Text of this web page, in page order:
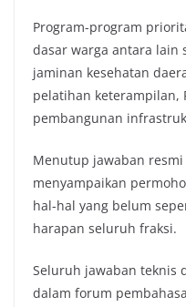
Program-program
dasar warga antara lain
jaminan kesehatan
pelatihan keterampilan,
pembangunan
Menutup jawaban
menyampaikan
hal-hal yang belum
harapan seluruh fraksi.
Seluruh jawaban teknis
dalam forum